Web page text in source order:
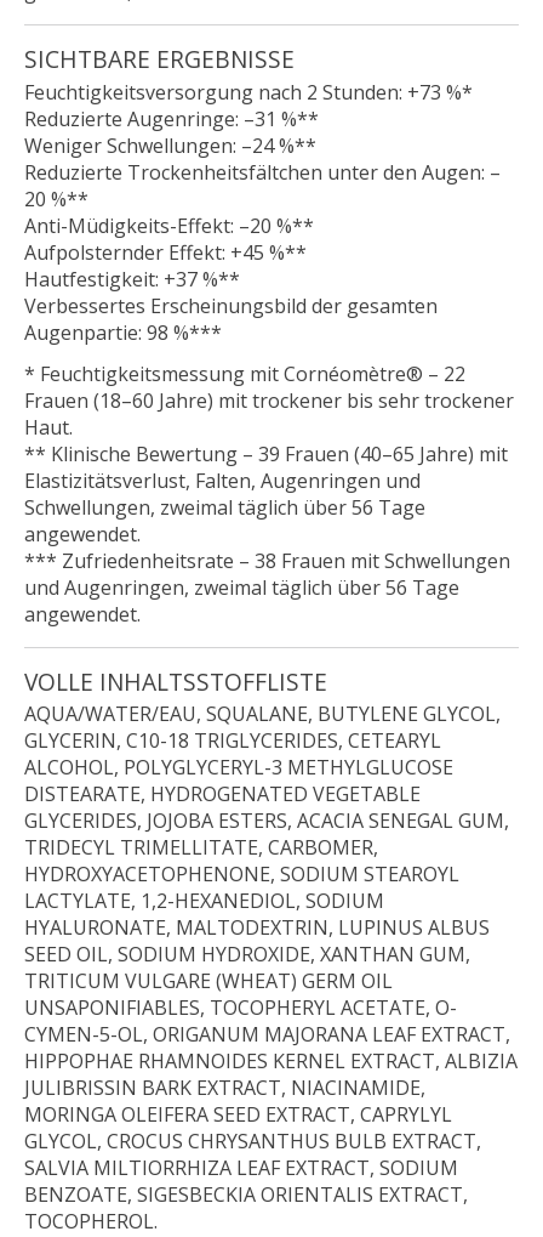
SICHTBARE ERGEBNISSE
Feuchtigkeitsversorgung nach 2 Stunden: +73 %*
Reduzierte Augenringe: –31 %**
Weniger Schwellungen: –24 %**
Reduzierte Trockenheitsfältchen unter den Augen: –
20 %**
Anti-Müdigkeits-Effekt: –20 %**
Aufpolsternder Effekt: +45 %**
Hautfestigkeit: +37 %**
Verbessertes Erscheinungsbild der gesamten
Augenpartie: 98 %***
* Feuchtigkeitsmessung mit Cornéomètre® – 22
Frauen (18–60 Jahre) mit trockener bis sehr trockener
Haut.
** Klinische Bewertung – 39 Frauen (40–65 Jahre) mit
Elastizitätsverlust, Falten, Augenringen und
Schwellungen, zweimal täglich über 56 Tage
angewendet.
*** Zufriedenheitsrate – 38 Frauen mit Schwellungen
und Augenringen, zweimal täglich über 56 Tage
angewendet.
VOLLE INHALTSSTOFFLISTE
AQUA/WATER/EAU, SQUALANE, BUTYLENE GLYCOL,
GLYCERIN, C10-18 TRIGLYCERIDES, CETEARYL
ALCOHOL, POLYGLYCERYL-3 METHYLGLUCOSE
DISTEARATE, HYDROGENATED VEGETABLE
GLYCERIDES, JOJOBA ESTERS, ACACIA SENEGAL GUM,
TRIDECYL TRIMELLITATE, CARBOMER,
HYDROXYACETOPHENONE, SODIUM STEAROYL
LACTYLATE, 1,2-HEXANEDIOL, SODIUM
HYALURONATE, MALTODEXTRIN, LUPINUS ALBUS
SEED OIL, SODIUM HYDROXIDE, XANTHAN GUM,
TRITICUM VULGARE (WHEAT) GERM OIL
UNSAPONIFIABLES, TOCOPHERYL ACETATE, O-
CYMEN-5-OL, ORIGANUM MAJORANA LEAF EXTRACT,
HIPPOPHAE RHAMNOIDES KERNEL EXTRACT, ALBIZIA
JULIBRISSIN BARK EXTRACT, NIACINAMIDE,
MORINGA OLEIFERA SEED EXTRACT, CAPRYLYL
GLYCOL, CROCUS CHRYSANTHUS BULB EXTRACT,
SALVIA MILTIORRHIZA LEAF EXTRACT, SODIUM
BENZOATE, SIGESBECKIA ORIENTALIS EXTRACT,
TOCOPHEROL.